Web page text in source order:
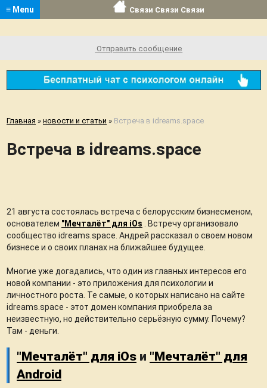
≡ Menu Связи Связи Связи
Отправить сообщение
Главная » новости и статьи » Встреча в idreams.space
Встреча в idreams.space
21 августа состоялась встреча с белорусским бизнесменом,
основателем "Мечталёт" для iOs . Встречу организовало
сообщество idreams.space. Андрей рассказал о своем новом
бизнесе и о своих планах на ближайшее будущее.
Многие уже догадались, что один из главных интересов его
новой компании - это приложения для психологии и
личностного роста. Те самые, о которых написано на сайте
idreams.space - этот домен компания приобрела за
неизвестную, но действительно серьёзную сумму. Почему?
Там - деньги.
"Мечталёт" для iOs и "Мечталёт" для
Android